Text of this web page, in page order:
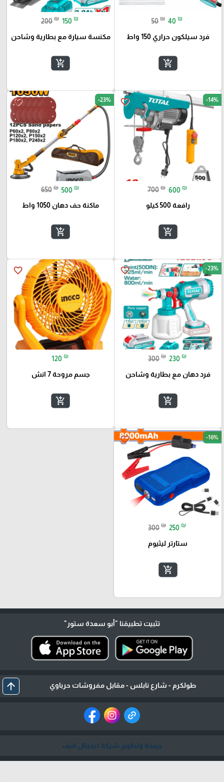
50 ₪ 40 ₪
فرد سيلكون حراري 150 واط
add_shopping_cart
200 ₪ 150 ₪
مكنسة سيارة مع بطارية وشاحن
add_shopping_cart
favorite_border -14%
700 ₪ 600 ₪
رافعة 500 كيلو
add_shopping_cart
favorite_border -23%
650 ₪ 500 ₪
ماكنة حف دهان 1050 واط
add_shopping_cart
favorite_border -23%
300 ₪ 230 ₪
فرد دهان مع بطارية وشاحن
add_shopping_cart
favorite_border
120 ₪
جسم مروحة 7 انش
add_shopping_cart
favorite_border -16%
300 ₪ 250 ₪
ستارتر ليثيوم
add_shopping_cart
تثبيت تطبيقنا "أبو سعدة ستور"
طولكرم - شارع نابلس - مقابل مفروشات حرباوي arrow_upward
برمجة وتطوير شركة ديجيتال لايف